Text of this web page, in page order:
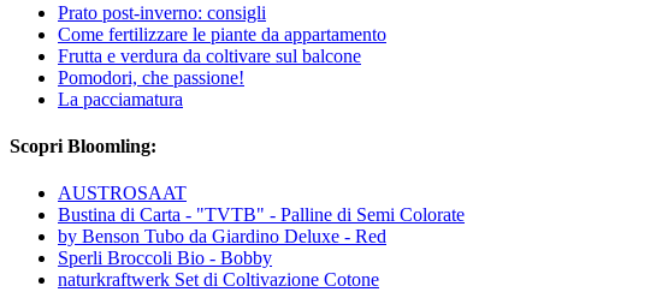
Prato post-inverno: consigli
Come fertilizzare le piante da appartamento
Frutta e verdura da coltivare sul balcone
Pomodori, che passione!
La pacciamatura
Scopri Bloomling:
AUSTROSAAT
Bustina di Carta - "TVTB" - Palline di Semi Colorate
by Benson Tubo da Giardino Deluxe - Red
Sperli Broccoli Bio - Bobby
naturkraftwerk Set di Coltivazione Cotone